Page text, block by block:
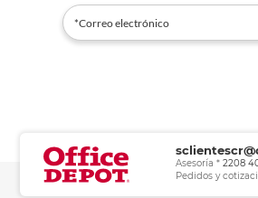
Asesoría *2208
Pedidos y